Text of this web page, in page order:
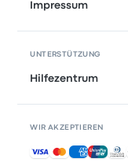
Impressum
UNTERSTÜTZUNG
Hilfezentrum
WIR AKZEPTIEREN
Akzeptierte